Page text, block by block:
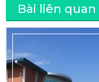
Bài liên quan